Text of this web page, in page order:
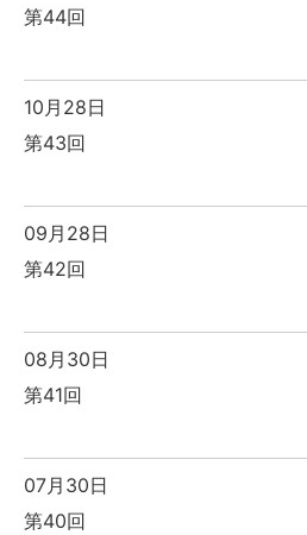
第44回
10月28日
第43回
09月28日
第42回
08月30日
第41回
07月30日
第40回